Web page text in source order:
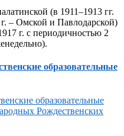
(в 1911–1913 гг.
– Омской и Павлодарской)
г. с периодичностью 2
образовательные